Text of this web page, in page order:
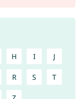
H I J
R S T